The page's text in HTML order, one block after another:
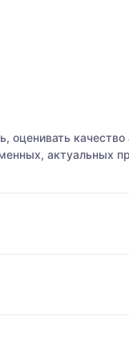
оценивать
актуальных